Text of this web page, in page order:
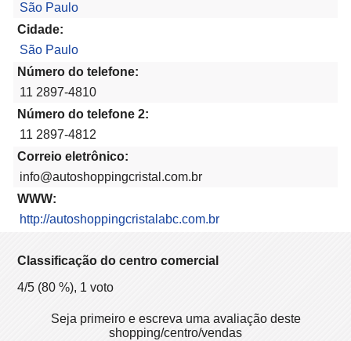
São Paulo
Cidade:
São Paulo
Número do telefone:
11 2897-4810
Número do telefone 2:
11 2897-4812
Correio eletrônico:
info@autoshoppingcristal.com.br
WWW:
http://autoshoppingcristalabc.com.br
Classificação do centro comercial
4/5 (80 %), 1 voto
Seja primeiro e escreva uma avaliação deste
shopping/centro/vendas